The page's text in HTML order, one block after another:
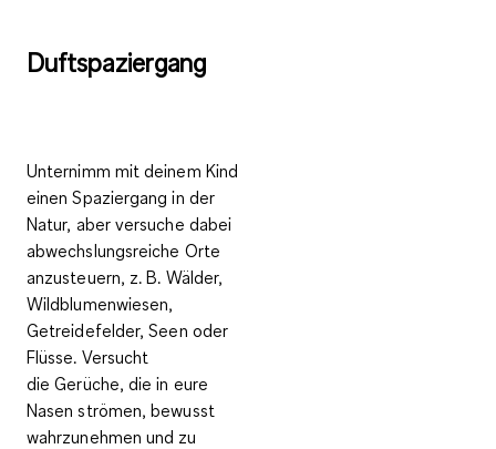
Duftspaziergang
Unternimm mit deinem Kind
einen Spaziergang in der
Natur, aber versuche dabei
abwechslungsreiche Orte
anzusteuern, z. B. Wälder,
Wildblumenwiesen,
Getreidefelder, Seen oder
Flüsse. Versucht
dieGerüche, die in eure
Nasen strömen, bewusst
wahrzunehmen und zu